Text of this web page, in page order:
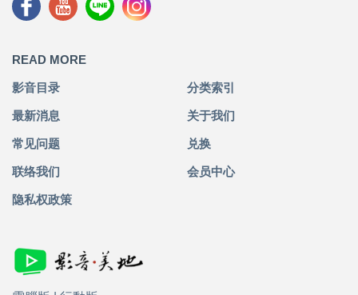
READ MORE
影音目录 分类索引
最新消息 关于我们
常见问题 兑换
联络我们 会员中心
隐私权政策